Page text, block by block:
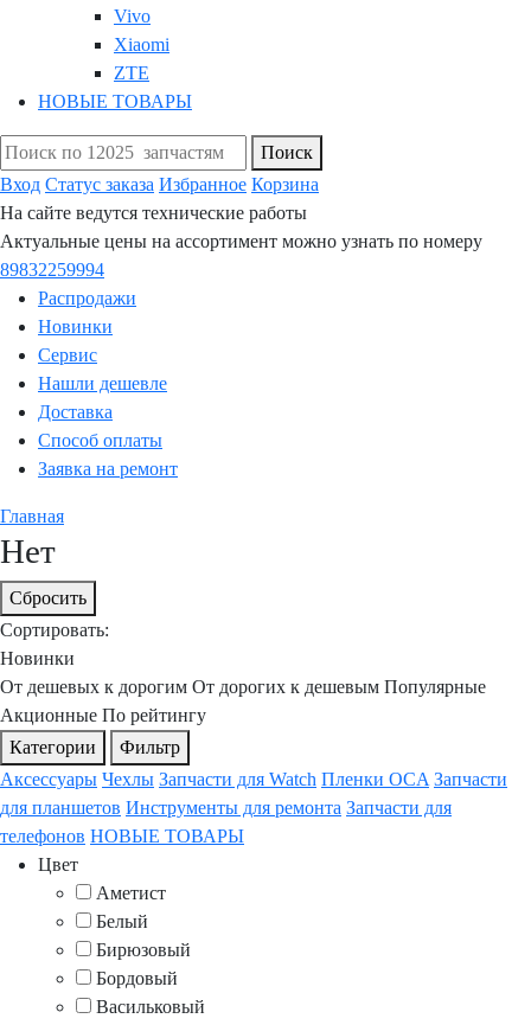
Vivo
Xiaomi
ZTE
НОВЫЕ ТОВАРЫ
Поиск
Вход Статус заказа Избранное Корзина
На сайте ведутся технические работы
Актуальные цены на ассортимент можно узнать по номеру
89832259994
Распродажи
Новинки
Сервис
Нашли дешевле
Доставка
Способ оплаты
Заявка на ремонт
Главная
Нет
Сбросить
Сортировать:
Новинки
От дешевых к дорогим От дорогих к дешевым Популярные
Акционные По рейтингу
Категории
Фильтр
Аксессуары Чехлы Запчасти для Watch Пленки OCA Запчасти
для планшетов Инструменты для ремонта Запчасти для
телефонов НОВЫЕ ТОВАРЫ
Цвет
Аметист
Белый
Бирюзовый
Бордовый
Васильковый